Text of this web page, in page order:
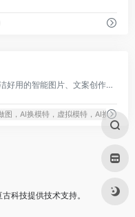
阿里发布的一款功能强大，简洁好用的智能图片、文案创作平台，并且拥有海量虚拟模特可选择
图，AI换模特，虚拟模特，AI换色，
古科技提供技术支持。